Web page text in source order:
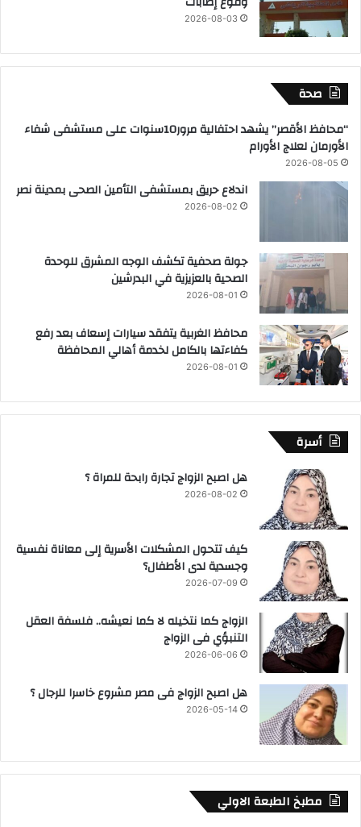
2026-08-03
صحة
“محافظ الأقصر” يشهد احتفالية مرور10سنوات على مستشفى شفاء
الأورمان لعلاج الأورام
2026-08-05
اندلاع حريق بمستشفى التأمين الصحى بمدينة نصر
2026-08-02
جولة صحفية تكشف الوجه المشرق للوحدة
الصحية بالعزيزية في البدرشين
2026-08-01
محافظ الغربية يتفقد سيارات إسعاف بعد رفع
كفاءتها بالكامل لخدمة أهالي المحافظة
2026-08-01
أسرة
هل اصبح الزواج تجارة رابحة للمراة ؟
2026-08-02
كيف تتحول المشكلات الأسرية إلى معاناة نفسية
وجسدية لدى الأطفال؟
2026-07-09
الزواج كما نتخيله لا كما نعيشه.. فلسفة العقل
التنبؤي فى الزواج
2026-06-06
هل اصبح الزواج فى مصر مشروع خاسرا للرجال ؟
2026-05-14
مطبخ الطبعة الاولي